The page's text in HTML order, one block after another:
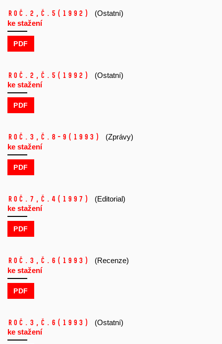
Roč.2, č.5 (1992)
(Ostatní)
ke stažení
PDF
Roč.2, č.5 (1992)
(Ostatní)
ke stažení
PDF
Roč.3, č.8-9 (1993)
(Zprávy)
ke stažení
PDF
Roč.7, č.4 (1997)
(Editorial)
ke stažení
PDF
Roč.3, č.6 (1993)
(Recenze)
ke stažení
PDF
Roč.3, č.6 (1993)
(Ostatní)
ke stažení